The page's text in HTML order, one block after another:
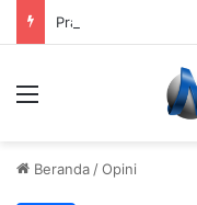
Menu
Beranda /Opini